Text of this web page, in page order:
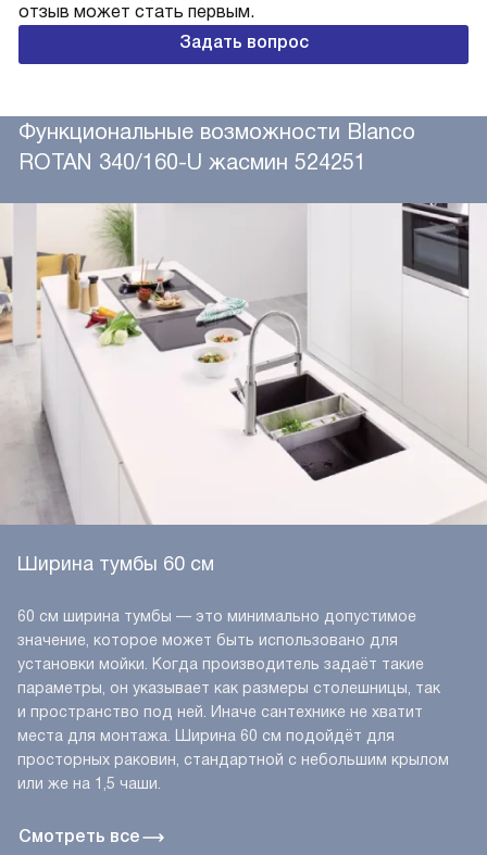
отзыв может стать первым.
Задать вопрос
Функциональные возможности Blanco
ROTAN 340/160-U жасмин 524251
Смотреть все
Ширина тумбы 60 см
60 см ширина тумбы — это минимально допустимое
значение, которое может быть использовано для
установки мойки. Когда производитель задаёт такие
параметры, он указывает как размеры столешницы, так
и пространство под ней. Иначе сантехнике не хватит
места для монтажа. Ширина 60 см подойдёт для
просторных раковин, стандартной с небольшим крылом
или же на 1,5 чаши.